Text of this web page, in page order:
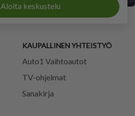
Aloita keskustelu
KAUPALLINEN YHTEISTYÖ
Auto1 Vaihtoautot
TV-ohjelmat
Sanakirja